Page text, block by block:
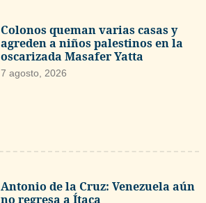
Colonos queman varias casas y
agreden a niños palestinos en la
oscarizada Masafer Yatta
7 agosto, 2026
Antonio de la Cruz: Venezuela aún
no regresa a Ítaca